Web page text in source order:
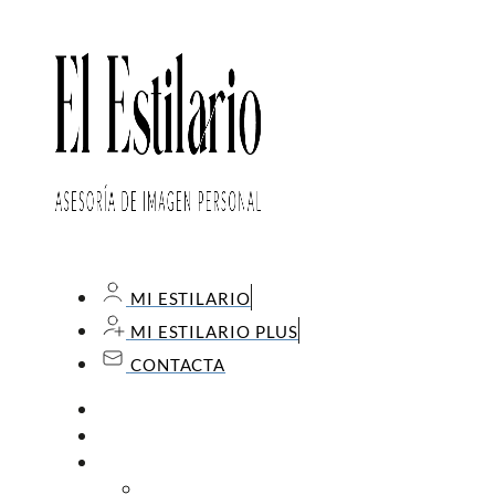
MI ESTILARIO
MI ESTILARIO PLUS
CONTACTA